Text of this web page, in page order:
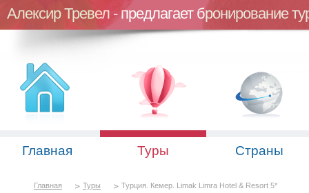
Алексир Тревел - предлагает бронирование
Главная Туры Страны
Главная Туры Турция. Кемер. Limak Limra Hotel & Resort 5*